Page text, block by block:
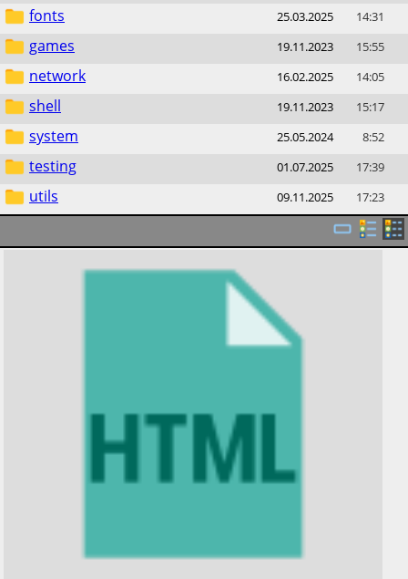
fonts 25.03.2025 14:31
games 19.11.2023 15:55
network 16.02.2025 14:05
shell 19.11.2023 15:17
system 25.05.2024 8:52
testing 01.07.2025 17:39
utils 09.11.2025 17:23